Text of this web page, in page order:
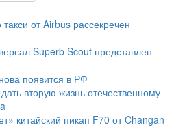
от Airbus рассекречен
Superb Scout представлен
появится в РФ
вторую жизнь отечественному
китайский пикап F70 от Changan